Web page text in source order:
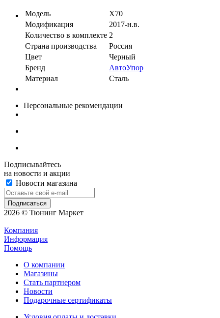
Модель
X70
Модификация
2017-н.в.
Количество в комплекте 2
Страна производства
Россия
Цвет
Черный
Бренд
АвтоУпор
Материал
Сталь
Персональные рекомендации
Подписывайтесь
на новости и акции
Новости магазина
2026 © Тюнинг Маркет
Компания
Информация
Помощь
О компании
Магазины
Стать партнером
Новости
Подарочные сертификаты